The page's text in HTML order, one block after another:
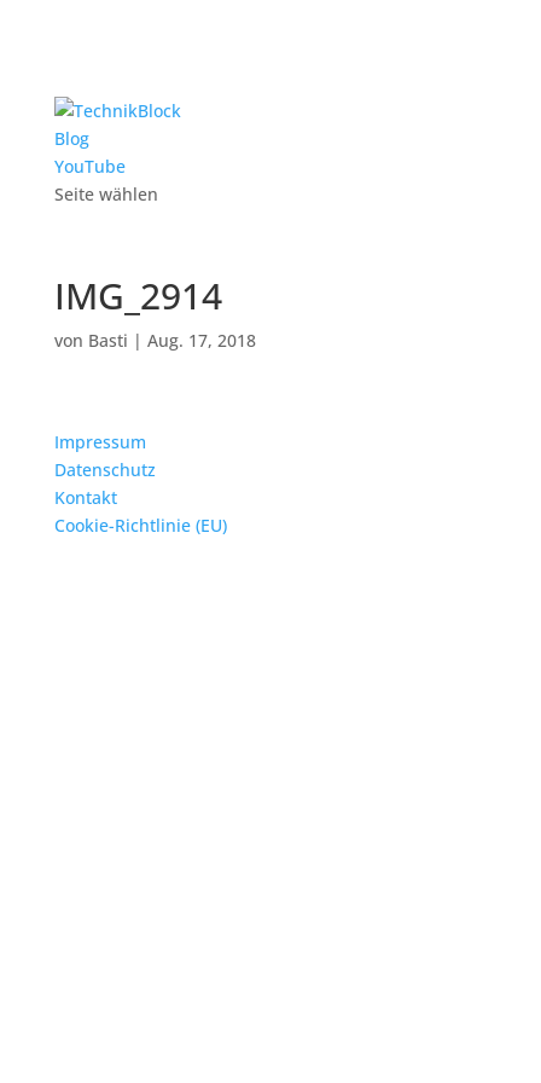
Blog
YouTube
Seite wählen
IMG_2914
von Basti | Aug. 17, 2018
Impressum
Datenschutz
Kontakt
Cookie-Richtlinie (EU)